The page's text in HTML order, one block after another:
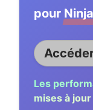
pour
Les
mises à